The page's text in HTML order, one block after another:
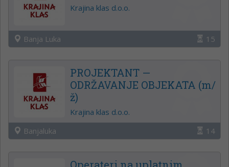
Krajina klas d.o.o.
Banja Luka 15
PROJEKTANT —
ODRŽAVANJE OBJEKATA (m/
ž)
Krajina klas d.o.o.
Banjaluka
14
Operateri na uplatnim